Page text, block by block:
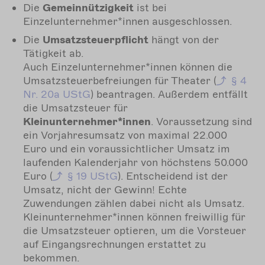
DieGemeinnützigkeit ist bei
Einzelunternehmer*innen ausgeschlossen.
Die Umsatzsteuerpflicht hängt von der
Tätigkeit ab.
Auch Einzelunternehmer*innen können die
Umsatzsteuerbefreiungen für Theater (
§ 4
Nr. 20a UStG) beantragen. Außerdem entfällt
die Umsatzsteuer für
Kleinunternehmer*innen. Voraussetzung sind
ein Vorjahresumsatz von maximal 22.000
Euro und ein voraussichtlicher Umsatz im
laufenden Kalenderjahr von höchstens 50.000
Euro (
§ 19 UStG). Entscheidend ist der
Umsatz, nicht der Gewinn! Echte
Zuwendungen zählen dabei nicht als Umsatz.
Kleinunternehmer*innen können freiwillig für
die Umsatzsteuer optieren, um die Vorsteuer
auf Eingangsrechnungen erstattet zu
bekommen.